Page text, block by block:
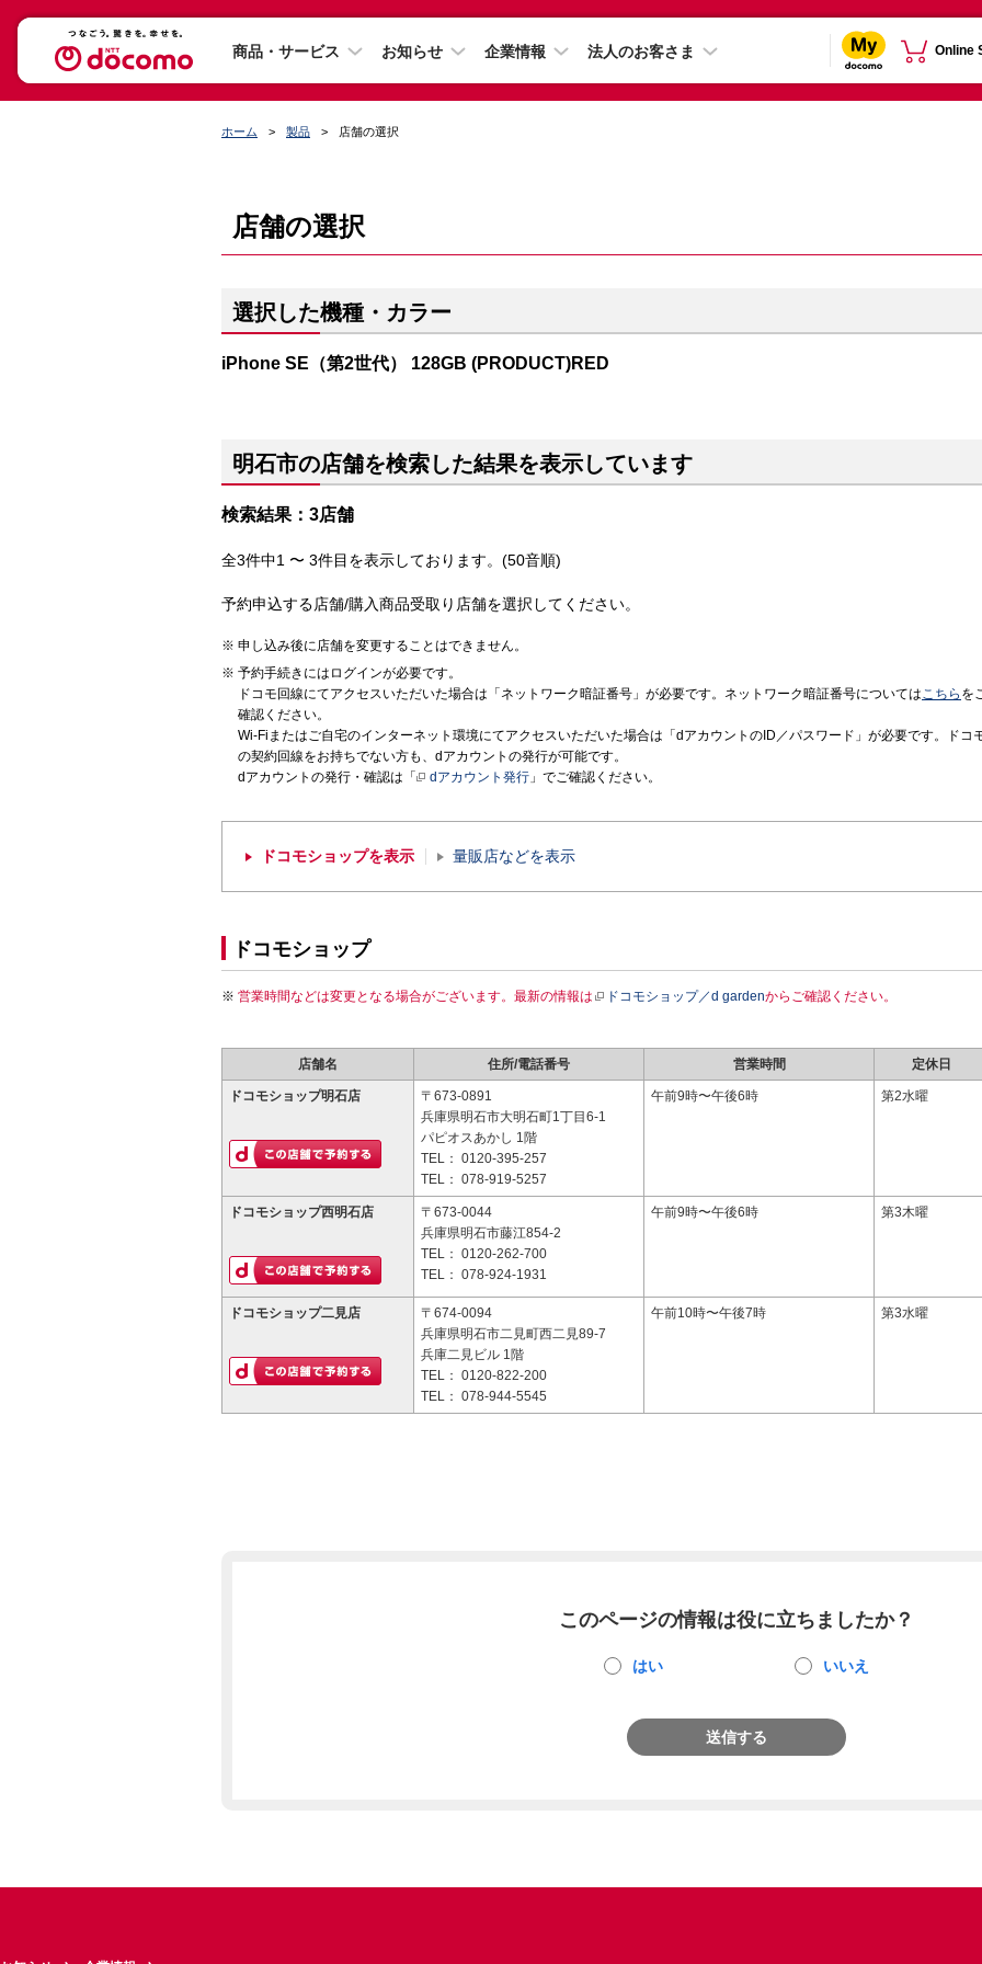
商品・サービス お知らせ 企業情報 法人のお客さま Online
ホーム 製品 店舗の選択
店舗の選択
選択した機種・カラー
iPhone SE（第2世代） 128GB (PRODUCT)RED
明石市の店舗を検索した結果を表示しています
検索結果：3店舗
全3件中1 〜 3件目を表示しております。(50音順)
予約申込する店舗/購入商品受取り店舗を選択してください。
申し込み後に店舗を変更することはできません。
予約手続きにはログインが必要です。
ドコモ回線にてアクセスいただいた場合は「ネットワーク暗証番号」が必要です。ネットワーク暗証番号についてはこちら を
確認ください。
Wi-Fiまたはご自宅のインターネット環境にてアクセスいただいた場合は「dアカウントのID／パスワード」が必要です。ドコ
の契約回線をお持ちでない方も、dアカウントの発行が可能です。
dアカウントの発行・確認は「
dアカウント発行 」でご確認ください。
ドコモショップを表示 量販店などを表示
ドコモショップ
営業時間などは変更となる場合がございます。最新の情報は ドコモショップ／d gardenからご確認ください。
店舗名 住所/電話番号 営業時間 定休日
ドコモショップ明石店
〒673-0891
兵庫県明石市大明石町1丁目6-1
パピオスあかし 1階
TEL： 0120-395-257
TEL： 078-919-5257
午前9時〜午後6時 第2水曜
ドコモショップ西明石店
〒673-0044
兵庫県明石市藤江854-2
TEL： 0120-262-700
TEL： 078-924-1931
午前9時〜午後6時 第3木曜
ドコモショップ二見店
〒674-0094
兵庫県明石市二見町西二見89-7
兵庫二見ビル 1階
TEL： 0120-822-200
TEL： 078-944-5545
午前10時〜午後7時 第3水曜
このページの情報は役に立ちましたか？
はい いいえ
送信する